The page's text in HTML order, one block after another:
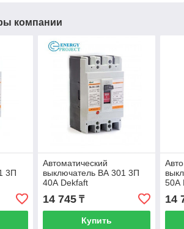
компании
3П
Автоматический
выключатель ВА 301 3П
40А Dekfaft
14 745₸
Купить
50А
14